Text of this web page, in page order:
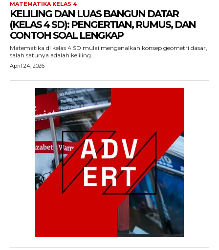
MATEMATIKA KELAS 4
KELILING DAN LUAS BANGUN DATAR
(KELAS 4 SD): PENGERTIAN, RUMUS, DAN
CONTOH SOAL LENGKAP
Matematika di kelas 4 SD mulai mengenalkan konsep geometri dasar,
salah satunya adalah keliling...
April 24, 2026